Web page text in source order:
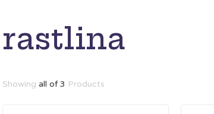
rastlina
Showing all of 3 Products